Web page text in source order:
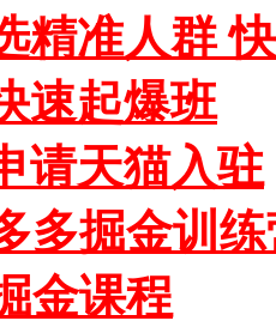
精准人群
速起爆班
请天猫入驻
多掘金训
金课程